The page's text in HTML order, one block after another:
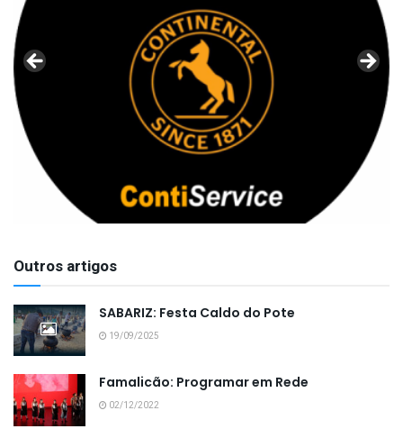
Outros artigos
SABARIZ: Festa Caldo do Pote
19/09/2025
Famalicão: Programar em Rede
02/12/2022